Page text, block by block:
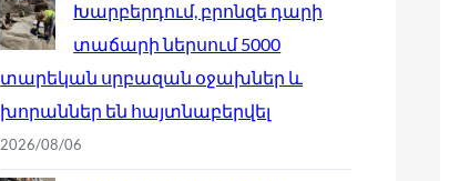
Խարբերդում, բրոնզե դարի
տաճարի ներսում 5000
տարեկան սրբազան օջախներ և
խորաններ են հայտնաբերվել
2026/08/06